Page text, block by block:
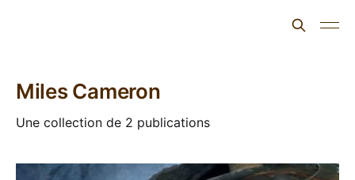
Miles Cameron
Une collection de 2 publications